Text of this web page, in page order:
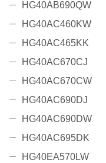
HG40AB690QW
HG40AC460KW
HG40AC465KK
HG40AC670CJ
HG40AC670CW
HG40AC690DJ
HG40AC690DW
HG40AC695DK
HG40EA570LW